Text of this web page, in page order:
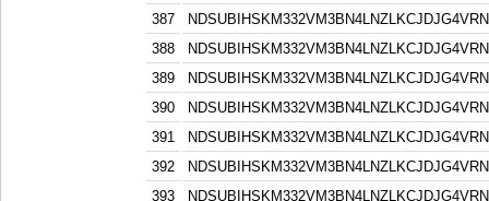
387
388
389
390
391
392
393